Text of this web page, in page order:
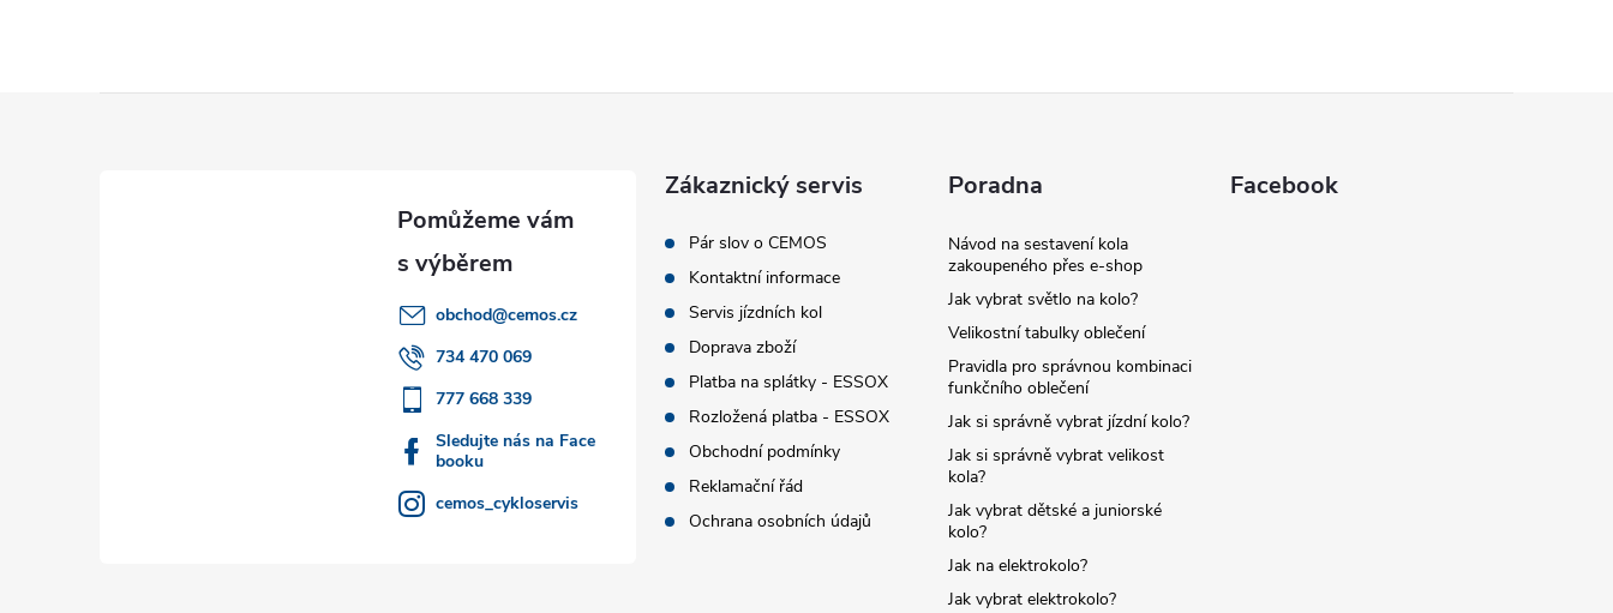
obchod@cemos.cz
734 470 069
777 668 339
Sledujte nás na Face
booku
cemos_cykloservis
Zákaznický servis
Pár slov o CEMOS
Kontaktní informace
Servis jízdních kol
Doprava zboží
Platba na splátky - ESSOX
Rozložená platba - ESSOX
Obchodní podmínky
Reklamační řád
Ochrana osobních údajů
Poradna
Návod na sestavení kola
zakoupeného přes e-shop
Jak vybrat světlo na kolo?
Velikostní tabulky oblečení
Pravidla pro správnou kombinaci
funkčního oblečení
Jak si správně vybrat jízdní kolo?
Jak si správně vybrat velikost
kola?
Jak vybrat dětské a juniorské
kolo?
Jak na elektrokolo?
Jak vybrat elektrokolo?
Facebook